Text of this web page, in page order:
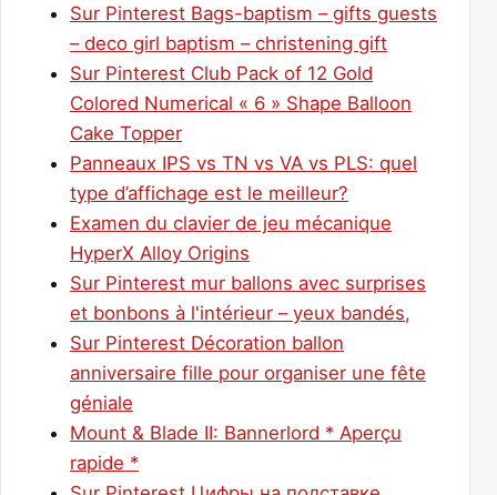
Sur Pinterest Bags-baptism – gifts guests
– deco girl baptism – christening gift
Sur Pinterest Club Pack of 12 Gold
Colored Numerical « 6 » Shape Balloon
Cake Topper
Panneaux IPS vs TN vs VA vs PLS: quel
type d’affichage est le meilleur?
Examen du clavier de jeu mécanique
HyperX Alloy Origins
Sur Pinterest mur ballons avec surprises
et bonbons à l'intérieur – yeux bandés,
Sur Pinterest Décoration ballon
anniversaire fille pour organiser une fête
géniale
Mount & Blade II: Bannerlord * Aperçu
rapide *